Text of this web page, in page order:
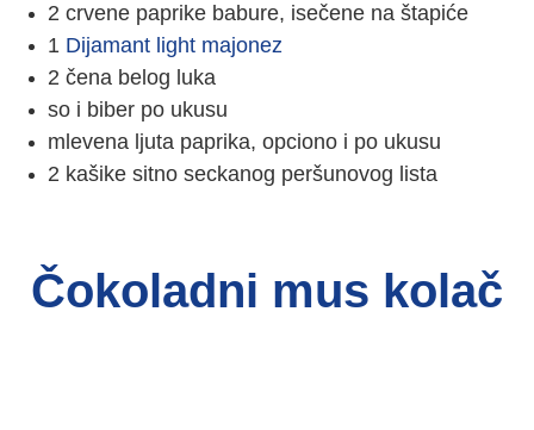
2 crvene paprike babure, isečene na štapiće
1 Dijamant light majonez
2 čena belog luka
so i biber po ukusu
mlevena ljuta paprika, opciono i po ukusu
2 kašike sitno seckanog peršunovog lista
Čokoladni mus kolač